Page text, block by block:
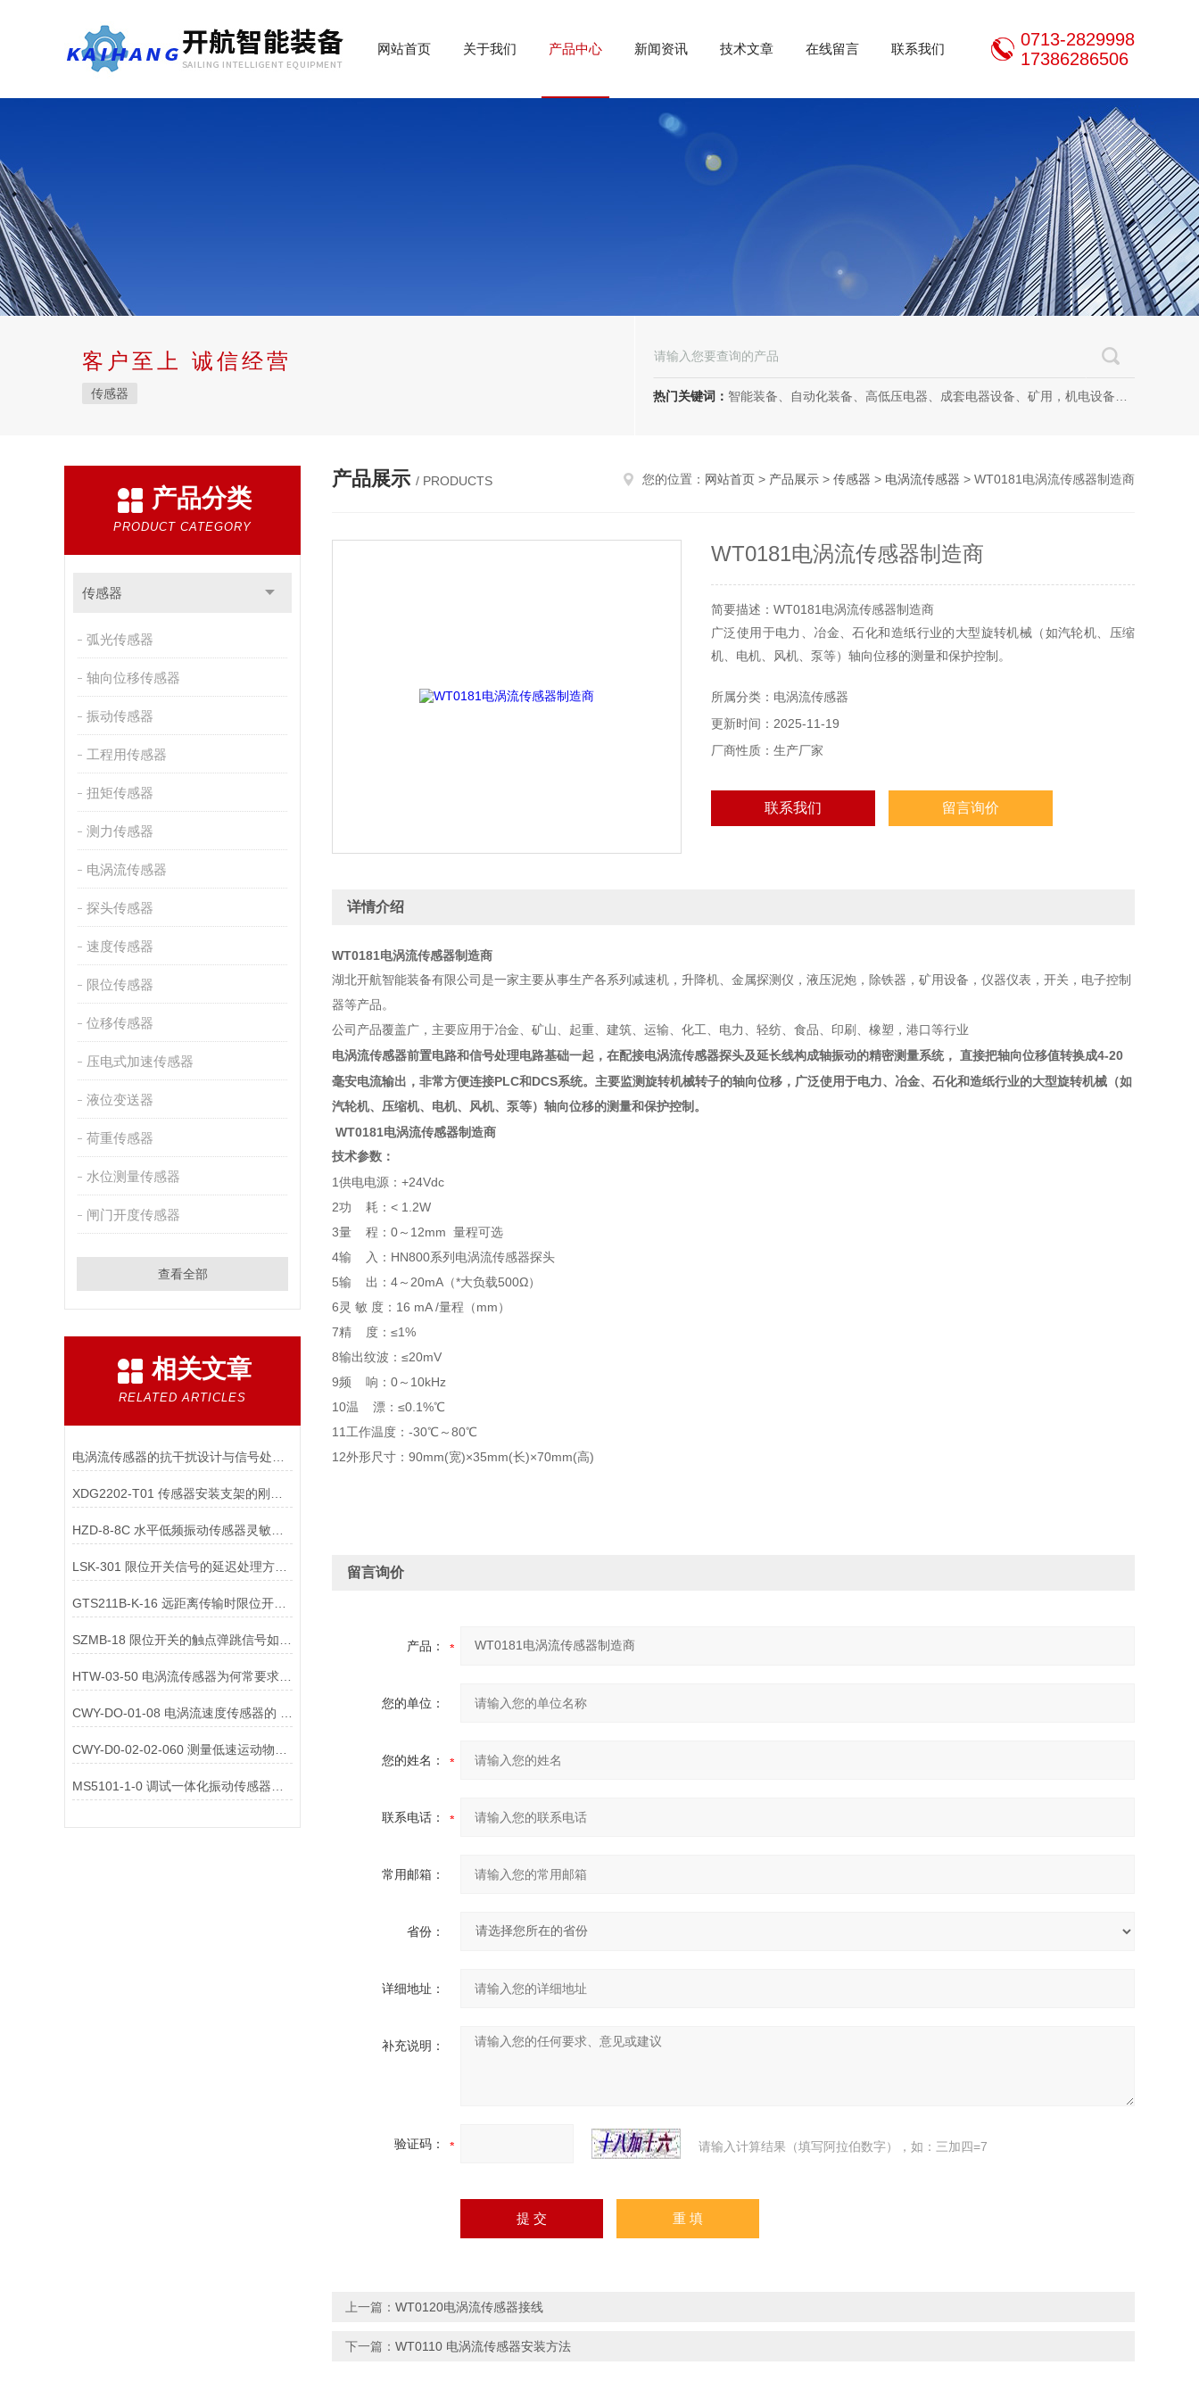
网站首页 关于我们 产品中心 新闻资讯 技术文章 在线留言 联系我们
0713-2829998
17386286506
客户至上 诚信经营
传感器 热门关键词： 智能装备、自动化装备、高低压电器、成套电器设备、矿用，机电设备、机电设备及其配件、传动设备、减速机、电动机、传感器、气动液压元件、电器及其配件、电缆线、照明器材、，电器设计、研发、制造、加工、销售、租凭、维修、安装、调试。
产品分类
PRODUCT CATEGORY
传感器
弧光传感器
轴向位移传感器
振动传感器
工程用传感器
扭矩传感器
测力传感器
电涡流传感器
探头传感器
速度传感器
限位传感器
位移传感器
压电式加速传感器
液位变送器
荷重传感器
水位测量传感器
闸门开度传感器
查看全部
相关文章
RELATED ARTICLES
LSK-301 限位开关信号的延迟处理方法是什么？
GTS211B-K-16 远距离传输时限位开关信号的衰减补偿方法是什么？
HTW-03-50 电涡流传感器为何常要求被测物体表面有 “特征结构”？
产品展示 / PRODUCTS 您的位置： 网站首页 > 产品展示 > 传感器 > 电涡流传感器 > WT0181电涡流传感器制造商
WT0181电涡流传感器制造商
简要描述：WT0181电涡流传感器制造商
广泛使用于电力、冶金、石化和造纸行业的大型旋转机械（如汽轮机、压缩
机、电机、风机、泵等）轴向位移的测量和保护控制。
所属分类：电涡流传感器
更新时间：2025-11-19
厂商性质：生产厂家
联系我们 留言询价
详情介绍
WT0181电涡流传感器制造商
湖北开航智能装备有限公司是一家主要从事生产各系列减速机，升降机、金属探测仪，液压泥炮，除铁器，矿用设备，仪器仪表，开关，电子控制
器等产品。
公司产品覆盖广，主要应用于冶金、矿山、起重、建筑、运输、化工、电力、轻纺、食品、印刷、橡塑，港口等行业
电涡流传感器前置电路和信号处理电路基础一起，在配接电涡流传感器探头及延长线构成轴振动的精密测量系统， 直接把轴向位移值转换成4-20
毫安电流输出，非常方便连接PLC和 DCS系统。主要监测旋转机械转子的轴向位移，广泛使用于电力、冶金、石化和造纸行业的大型旋转机械（如
汽轮机、压缩机、电机、风机、泵等）轴向位移的测量和保护控制。
WT0181电涡流传感器制造商
技术参数：
1供电电源：+24Vdc
2功 耗：< 1.2W
3量 程：0～12mm 量程可选
4输 入： HN800系列电涡流传感器探头
5输 出： 4～ 20mA （*大负载500Ω）
6灵 敏 度： 16 mA /量程（mm）
7精 度： ≤1%
8输出纹波： ≤20mV
9频 响： 0～ 10kHz
10温 漂： ≤0.1%℃
11 工作温度： -30℃ ～80℃
12外形尺寸： 90mm(宽)×35mm(长)×70mm(高)
留言询价
产品：
您的单位：
您的姓名：
联系电话：
常用邮箱：
省份：
详细地址：
补充说明：
验证码： 请输入计算结果（填写阿拉伯数字），如：三加四=7
上一篇： WT0120电涡流传感器接线
下一篇： WT0110 电涡流传感器安装方法